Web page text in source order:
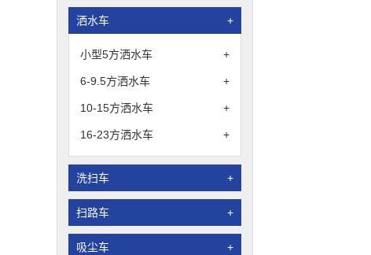
洒水车 +
小型5方洒水车 +
6-9.5方洒水车 +
10-15方洒水车 +
16-23方洒水车 +
洗扫车 +
扫路车 +
吸尘车 +